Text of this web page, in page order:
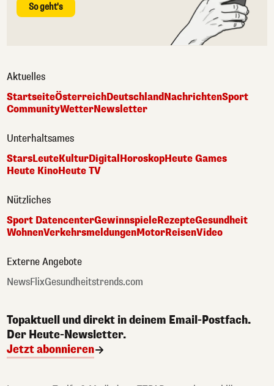
So geht's
Aktuelles
StartseiteÖsterreichDeutschlandNachrichtenSport
CommunityWetterNewsletter
Unterhaltsames
StarsLeuteKulturDigitalHoroskopHeute Games
Heute KinoHeute TV
Nützliches
Sport DatencenterGewinnspieleRezepteGesundheit
WohnenVerkehrsmeldungenMotorReisenVideo
Externe Angebote
NewsFlixGesundheitstrends.com
Topaktuell und direkt in deinem Email-Postfach.
Der Heute-Newsletter.
Jetzt abonnieren